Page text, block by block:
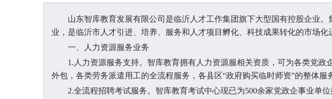
山东智库教育发展有限公司是临沂人才工作集团旗下大型国有控股企业。
业，是临沂市人才引进、培养、服务和人才项目孵化、科技成果转化的市场化
一、人力资源服务业务
1.人力资源服务支持。智库教育拥有人力资源服相关资质，可为各类党政
外包，各类劳务派遣用工的全流程服务，各县区“政府购买临时师资”的整体服
2.全流程招聘考试服务。智库教育考试中心现已为500余家党政企事业单